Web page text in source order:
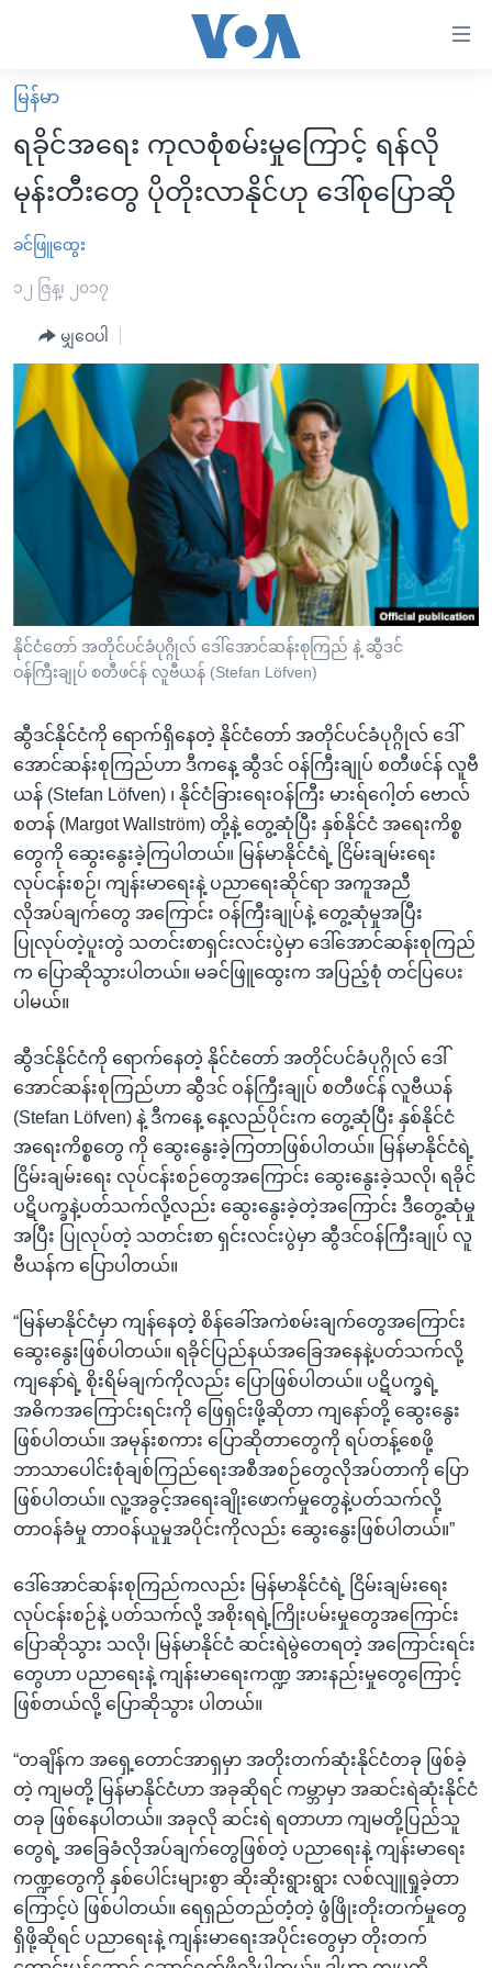
လွယ်ကူ
စေ
သည့်
Link
များ
ပင်မ
ကျော်
ကြည့်
ရန်
ညွန်း
စာမျက်နှာ
ကြည့်
ရန်
ရန်
နေရာ
သို့
ကျော်
ရန်
မူလစာမျက်နှာ
မြန်မာ
ကမ္ဘာ့သတင်းများ
နိုင်ငံတကာ
အမေရိကန်
အစ္စရေး-ပါလက်စတိုင်း
ဗွီဒီယို
သတင်းလွတ်လပ်ခွင့်
အင်္ဂလိပ်စာလေ့လာမယ်
အမေရိကန်သုံးအီဒီယံ
မကြေးမုံရဲ့ အင်္ဂလိပ်စာ
ရုပ်ရှင်ထဲက အင်္ဂလိပ်စာ
သုတပဒေသာ အင်္ဂလိပ်စာ
အပတ်စဉ်ကဏ္ဍများ
ရေဒီယို
ရေဒီယိုနှင့်ရုပ်သံ အချက်အလက်များ
ရေဒီယို/တီဗွီအစီအစဉ်
Learning English
ဗွီအိုအေ လူမှုကွန်ယက်များ
မြန်မာ
ရခိုင်အရေး ကုလစုံစမ်းမှုကြောင့် ရန်လို
မုန်းတီးတွေ ပိုတိုးလာနိုင်ဟု ဒေါ်စုပြောဆို
ခင်ဖြူထွေး
၁၂ ဇြန္၊ ၂၀၁၇
မျှဝေပါ
နိုင်ငံတော် အတိုင်ပင်ခံပုဂ္ဂိုလ် ဒေါ်အောင်ဆန်းစုကြည် နဲ့ ဆွီဒင်
ဝန်ကြီးချုပ် စတီဖင်န် လူဗီယန် (Stefan Löfven)
ဆွီဒင်နိုင်ငံကို ရောက်ရှိနေတဲ့ နိုင်ငံတော် အတိုင်ပင်ခံပုဂ္ဂိုလ် ဒေါ်
အောင်ဆန်းစုကြည်ဟာ ဒီကနေ့ ဆွီဒင် ဝန်ကြီးချုပ် စတီဖင်န် လူဗီ
ယန် (Stefan Löfven) ၊ နိုင်ငံခြားရေးဝန်ကြီး မားရ်ဂေါ့တ် ဗောလ်
စတန် (Margot Wallström) တို့နဲ့ တွေ့ဆုံပြီး နှစ်နိုင်ငံ အရေးကိစ္စ
တွေကို ဆွေးနွေးခဲ့ကြပါတယ်။ မြန်မာနိုင်ငံရဲ့ ငြိမ်းချမ်းရေး
လုပ်ငန်းစဉ်၊ ကျန်းမာရေးနဲ့ ပညာရေးဆိုင်ရာ အကူအညီ
လိုအပ်ချက်တွေ အကြောင်း ဝန်ကြီးချုပ်နဲ့ တွေ့ဆုံမှုအပြီး
ပြုလုပ်တဲ့ပူးတွဲ သတင်းစာရှင်းလင်းပွဲမှာ ဒေါ်အောင်ဆန်းစုကြည်
က ပြောဆိုသွားပါတယ်။ မခင်ဖြူထွေးက အပြည့်စုံ တင်ပြပေး
ပါမယ်။
ဆွီဒင်နိုင်ငံကို ရောက်နေတဲ့ နိုင်ငံတော် အတိုင်ပင်ခံပုဂ္ဂိုလ် ဒေါ်
အောင်ဆန်းစုကြည်ဟာ ဆွီဒင် ဝန်ကြီးချုပ် စတီဖင်န် လူဗီယန်
(Stefan Löfven) နဲ့ ဒီကနေ့ နေ့လည်ပိုင်းက တွေ့ဆုံပြီး နှစ်နိုင်ငံ
အရေးကိစ္စတွေ ကို ဆွေးနွေးခဲ့ကြတာဖြစ်ပါတယ်။ မြန်မာနိုင်ငံရဲ့
ငြိမ်းချမ်းရေး လုပ်ငန်းစဉ်တွေအကြောင်း ဆွေးနွေးခဲ့သလို၊ ရခိုင်
ပဋိပက္ခနဲ့ပတ်သက်လို့လည်း ဆွေးနွေးခဲ့တဲ့အကြောင်း ဒီတွေ့ဆုံမှု
အပြီး ပြုလုပ်တဲ့ သတင်းစာ ရှင်းလင်းပွဲမှာ ဆွီဒင်ဝန်ကြီးချုပ် လူ
ဗီယန်က ပြောပါတယ်။
“မြန်မာနိုင်ငံမှာ ကျန်နေတဲ့ စိန်ခေါ်အကဲစမ်းချက်တွေအကြောင်း
ဆွေးနွေးဖြစ်ပါတယ်။ ရခိုင်ပြည်နယ်အခြေအနေနဲ့ပတ်သက်လို့
ကျနော်ရဲ့ စိုးရိမ်ချက်ကိုလည်း ပြောဖြစ်ပါတယ်။ ပဋိပက္ခရဲ့
အဓိကအကြောင်းရင်းကို ဖြေရှင်းဖို့ဆိုတာ ကျနော်တို့ ဆွေးနွေး
ဖြစ်ပါတယ်။ အမုန်းစကား ပြောဆိုတာတွေကို ရပ်တန့်စေဖို့
ဘာသာပေါင်းစုံချစ်ကြည်ရေးအစီအစဉ်တွေလိုအပ်တာကို ပြော
ဖြစ်ပါတယ်။ လူ့အခွင့်အရေးချိုးဖောက်မှုတွေနဲ့ပတ်သက်လို့
တာဝန်ခံမှု တာဝန်ယူမှုအပိုင်းကိုလည်း ဆွေးနွေးဖြစ်ပါတယ်။”
ဒေါ်အောင်ဆန်းစုကြည်ကလည်း မြန်မာနိုင်ငံရဲ့ ငြိမ်းချမ်းရေး
လုပ်ငန်းစဉ်နဲ့ ပတ်သက်လို့ အစိုးရရဲ့ကြိုးပမ်းမှုတွေအကြောင်း
ပြောဆိုသွား သလို၊ မြန်မာနိုင်ငံ ဆင်းရဲမွဲတေရတဲ့ အကြောင်းရင်း
တွေဟာ ပညာရေးနဲ့ ကျန်းမာရေးကဏ္ဍ အားနည်းမှုတွေကြောင့်
ဖြစ်တယ်လို့ ပြောဆိုသွား ပါတယ်။
“တချိန်က အရှေ့တောင်အာရှမှာ အတိုးတက်ဆုံးနိုင်ငံတခု ဖြစ်ခဲ့
တဲ့ ကျမတို့ မြန်မာနိုင်ငံဟာ အခုဆိုရင် ကမ္ဘာမှာ အဆင်းရဲဆုံးနိုင်ငံ
တခု ဖြစ်နေပါတယ်။ အခုလို ဆင်းရဲ ရတာဟာ ကျမတို့ပြည်သူ
တွေရဲ့ အခြေခံလိုအပ်ချက်တွေဖြစ်တဲ့ ပညာရေးနဲ့ ကျန်းမာရေး
ကဏ္ဍတွေကို နှစ်ပေါင်းများစွာ ဆိုးဆိုးရွားရွား လစ်လျူရှုခဲ့တာ
ကြောင့်ပဲ ဖြစ်ပါတယ်။ ရေရှည်တည်တံ့တဲ့ ဖွံဖြိုးတိုးတက်မှုတွေ
ရှိဖို့ဆိုရင် ပညာရေးနဲ့ ကျန်းမာရေးအပိုင်းတွေမှာ တိုးတက်